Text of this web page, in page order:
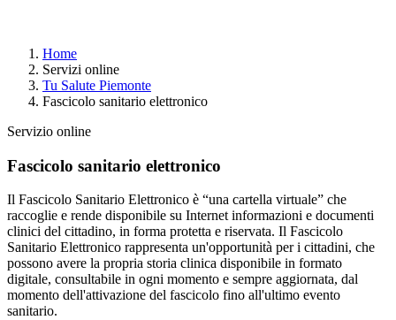
Home
Servizi online
Tu Salute Piemonte
Fascicolo sanitario elettronico
Servizio online
Fascicolo sanitario elettronico
Il Fascicolo Sanitario Elettronico è “una cartella virtuale” che
raccoglie e rende disponibile su Internet informazioni e documenti
clinici del cittadino, in forma protetta e riservata. Il Fascicolo
Sanitario Elettronico rappresenta un'opportunità per i cittadini, che
possono avere la propria storia clinica disponibile in formato
digitale, consultabile in ogni momento e sempre aggiornata, dal
momento dell'attivazione del fascicolo fino all'ultimo evento
sanitario.